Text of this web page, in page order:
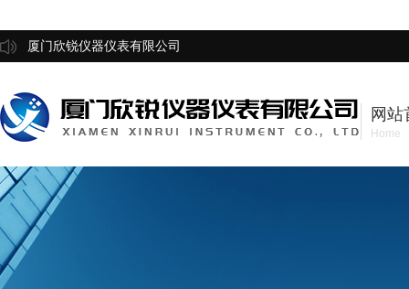
厦门欣锐仪器仪表有限公司
网站
Home